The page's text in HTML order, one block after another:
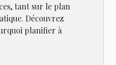
tant sur le plan
Découvrez
planifier à